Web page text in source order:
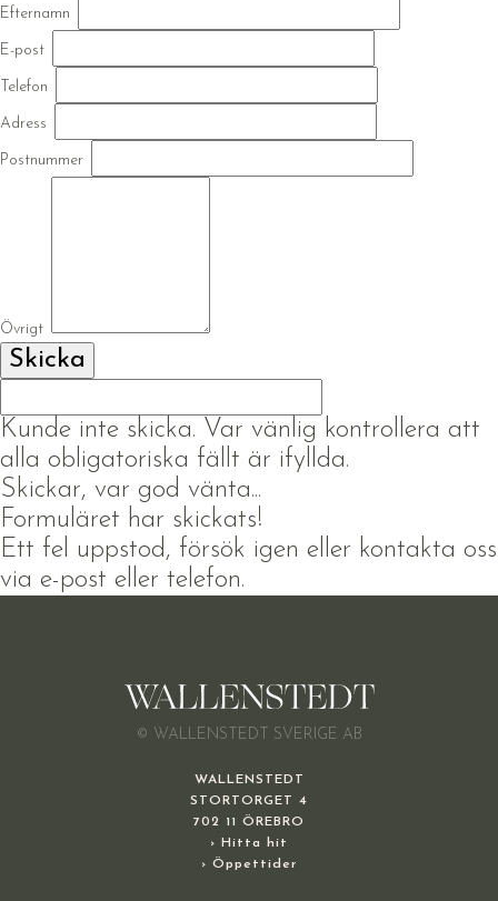
Efternamn
E-post
Telefon
Adress
Postnummer
Övrigt
Kunde inte skicka. Var vänlig kontrollera att
alla obligatoriska fällt är ifyllda.
Skickar, var god vänta...
Formuläret har skickats!
Ett fel uppstod, försök igen eller kontakta oss
via e-post eller telefon.
© WALLENSTEDT SVERIGE AB
WALLENSTEDT
STORTORGET 4
702 11 ÖREBRO
› Hitta hit
› Öppettider